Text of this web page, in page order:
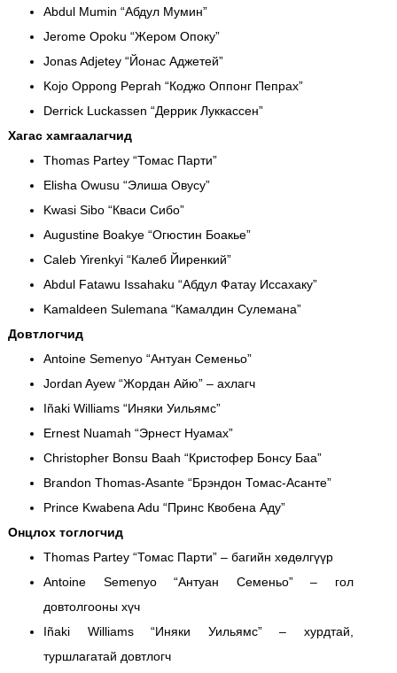
Abdul Mumin “Абдул Мумин”
Jerome Opoku “Жером Опоку”
Jonas Adjetey “Йонас Аджетей”
Kojo Oppong Peprah “Коджо Оппонг Пепрах”
Derrick Luckassen “Деррик Луккассен”
Хагас хамгаалагчид
Thomas Partey “Томас Парти”
Elisha Owusu “Элиша Овусу”
Kwasi Sibo “Кваси Сибо”
Augustine Boakye “Огюстин Боакье”
Caleb Yirenkyi “Калеб Йиренкий”
Abdul Fatawu Issahaku “Абдул Фатау Иссахаку”
Kamaldeen Sulemana “Камалдин Сулемана”
Довтлогчид
Antoine Semenyo “Антуан Семеньо”
Jordan Ayew “Жордан Айю” – ахлагч
Iñaki Williams “Иняки Уильямс”
Ernest Nuamah “Эрнест Нуамах”
Christopher Bonsu Baah “Кристофер Бонсу Баа”
Brandon Thomas-Asante “Брэндон Томас-Асанте”
Prince Kwabena Adu “Принс Квобена Аду”
Онцлох тоглогчид
Thomas Partey “Томас Парти” – багийн хөдөлгүүр
Antoine Semenyo “Антуан Семеньо” – гол
довтолгооны хүч
Iñaki Williams “Иняки Уильямс” – хурдтай,
туршлагатай довтлогч